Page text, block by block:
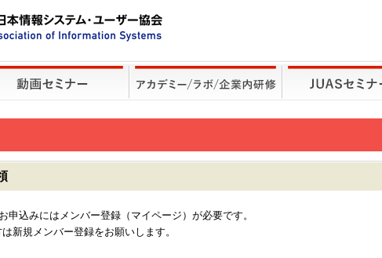
申込みにはメンバー登録（マイページ）が必要です。
新規メンバー登録をお願いします。